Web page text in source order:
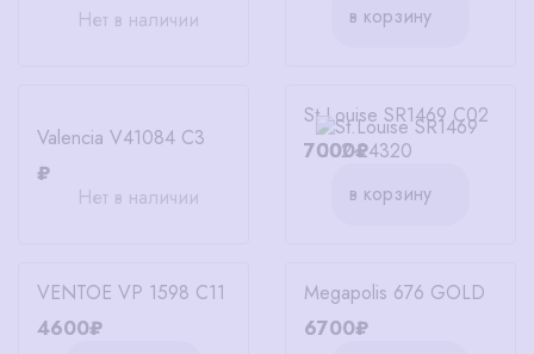
Нет в наличии
в корзину
Valencia V41084 C3
₽
Нет в наличии
St.Louise SR1469 C02
7000₽
в корзину
VENTOE VP 1598 C11
4600₽
Megapolis 676 GOLD
6700₽